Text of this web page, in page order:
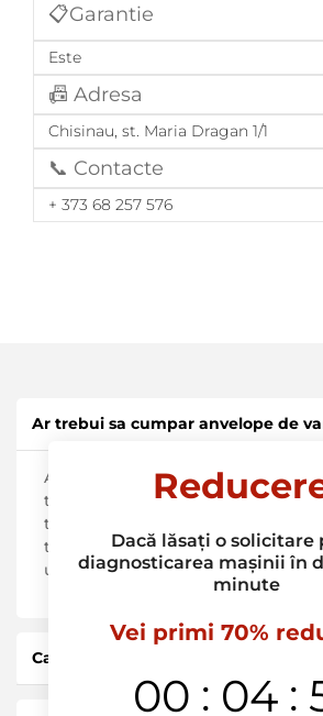
📋Garantie
Este
📠 Adresa
Chisinau, st. Maria Dragan 1/1
📞 Contacte
+ 373 68 257 576
Ar trebui sa cumpar anvelope de
Anvelopele Tunga de vara s-au
timp pe piata auto. Principalele lor
tractiune crescuta, conducere
temperaturi ridicate, iar rezistenta
uzura asigura o durata lunga de
Care sunt avantajele anvelopelor de
Principalele avantaje ale
Dacă lăsați o solicitare
diagnosticarea mașinii în
minute
Vei primi 70%
00 : 04 :